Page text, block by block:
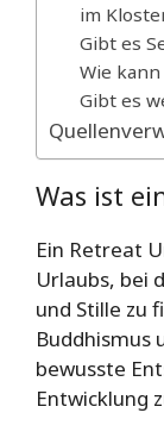
im
Gibt es
Wie
Gibt es
Was ist
Ein Retreat
Urlaubs, bei
und Stille zu
Buddhismus
bewusste
Entwicklung